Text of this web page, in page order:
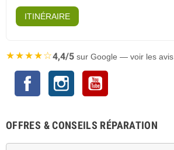
ITINÉRAIRE
★★★★☆4,4/5 sur Google — voir les avis
Facebook Instagram
OFFRES & CONSEILS RÉPARATION